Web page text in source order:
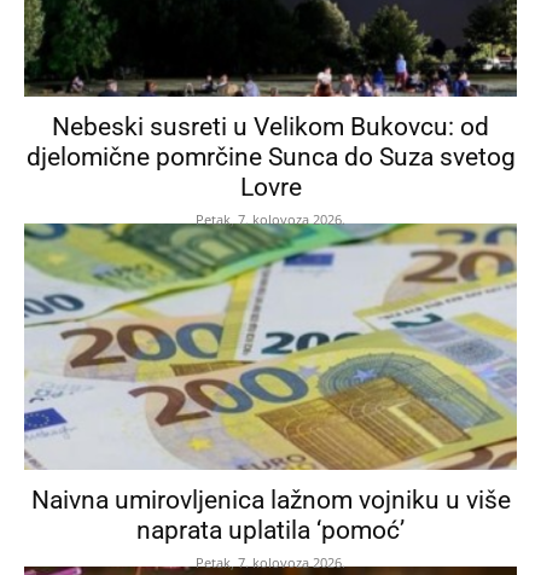
Nebeski susreti u Velikom Bukovcu: od
djelomične pomrčine Sunca do Suza svetog
Lovre
Petak, 7. kolovoza 2026.
Naivna umirovljenica lažnom vojniku u više
naprata uplatila ‘pomoć’
Petak, 7. kolovoza 2026.